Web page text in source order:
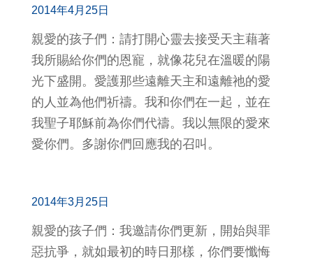
2014年4月25日
親愛的孩子們：請打開心靈去接受天主藉著
我所賜給你們的恩寵，就像花兒在溫暖的陽
光下盛開。愛護那些遠離天主和遠離祂的愛
的人並為他們祈禱。我和你們在一起，並在
我聖子耶穌前為你們代禱。我以無限的愛來
愛你們。多謝你們回應我的召叫。
2014年3月25日
親愛的孩子們：我邀請你們更新，開始與罪
惡抗爭，就如最初的時日那樣，你們要懺悔